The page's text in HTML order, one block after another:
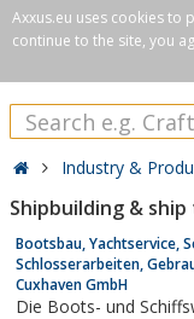
Axxus.eu uses cookies to
continue to the site, you
Industry &
Shipbuilding &
Bootsbau, Yachtservice,
Schlosserarbeiten,
Cuxhaven GmbH
Die Boots- und